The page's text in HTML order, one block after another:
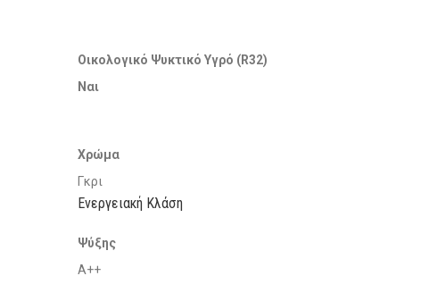
Οικολογικό Ψυκτικό Υγρό (R32)
Ναι
Χρώμα
Γκρι
Ενεργειακή Κλάση
Ψύξης
A++